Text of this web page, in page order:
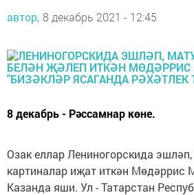
автор, 8 декабрь 2021 - 12:45
8 декабрь - Рәссамнар көне.
Озак еллар Лениногорскида
картиналар иҗат иткән Мөдәррис
Казанда яши. Ул - Татарстан